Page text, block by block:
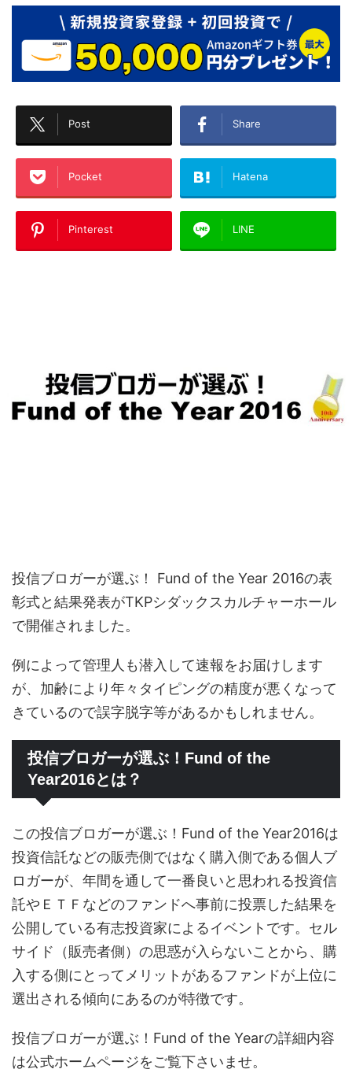
Post Share
Pocket Hatena
Pinterest LINE
投信ブロガーが選ぶ！ Fund of the Year 2016の表
彰式と結果発表がTKPシダックスカルチャーホール
で開催されました。
例によって管理人も潜入して速報をお届けします
が、加齢により年々タイピングの精度が悪くなって
きているので誤字脱字等があるかもしれません。
投信ブロガーが選ぶ！Fund of the
Year2016とは？
この投信ブロガーが選ぶ！Fund of the Year2016は
投資信託などの販売側ではなく購入側である個人ブ
ロガーが、年間を通して一番良いと思われる投資信
託やＥＴＦなどのファンドへ事前に投票した結果を
公開している有志投資家によるイベントです。セル
サイド（販売者側）の思惑が入らないことから、購
入する側にとってメリットがあるファンドが上位に
選出される傾向にあるのが特徴です。
投信ブロガーが選ぶ！Fund of the Yearの詳細内容
は公式ホームページをご覧下さいませ。